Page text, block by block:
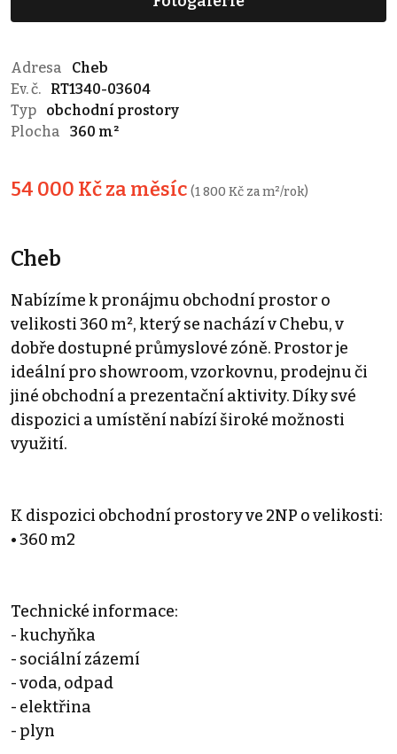
Adresa
Cheb
Ev. č.
RT1340-03604
Typ
obchodní prostory
Plocha
360 m²
54 000 Kč za měsíc (1 800 Kč za m²/rok)
Cheb
Nabízíme k pronájmu obchodní prostor o
velikosti 360 m², který se nachází v Chebu, v
dobře dostupné průmyslové zóně. Prostor je
ideální pro showroom, vzorkovnu, prodejnu či
jiné obchodní a prezentační aktivity. Díky své
dispozici a umístění nabízí široké možnosti
využití.
K dispozici obchodní prostory ve 2NP o velikosti:
• 360 m2
Technické informace:
- kuchyňka
- sociální zázemí
- voda, odpad
- elektřina
- plyn